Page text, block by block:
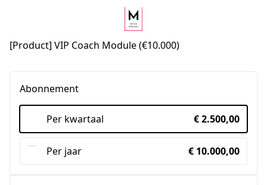
[Product] VIP Coach Module (€10.000)
Abonnement
Per kwartaal € 2.500,00
Per jaar € 10.000,00